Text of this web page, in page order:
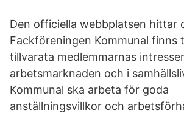
Den officiella webbplatsen hittar
Fackföreningen Kommunal finns
tillvarata medlemmarnas
arbetsmarknaden och i
Kommunal ska arbeta för goda
anställningsvillkor och